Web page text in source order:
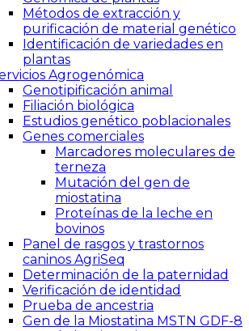
Métodos de extracción y
purificación de material genético
Identificación de variedades en
plantas
Agrogenómica
Genotipificación animal
Filiación biológica
Estudios genético poblacionales
Genes comerciales
Marcadores moleculares de
terneza
Mutación del gen de
miostatina
Proteínas de la leche en
bovinos
Panel de rasgos y trastornos
caninos AgriSeq
Determinación de la paternidad
Verificación de identidad
Prueba de ancestria
Gen de la Miostatina MSTN GDF-8